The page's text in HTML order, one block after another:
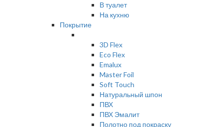
В туалет
На кухню
Покрытие
3D Flex
Eco Flex
Emalux
Master Foil
Soft Touch
Натуральный шпон
ПВХ
ПВХ Эмалит
Полотно под покраску